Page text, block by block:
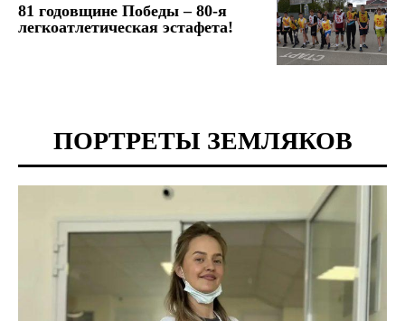
81 годовщине Победы – 80-я
легкоатлетическая эстафета!
ПОРТРЕТЫ ЗЕМЛЯКОВ